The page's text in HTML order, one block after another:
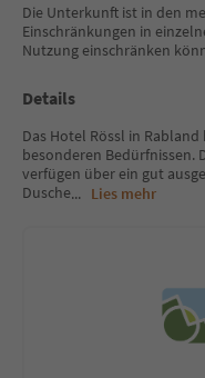
Die Unterkunft ist in den
Einschränkungen in
Nutzung einschränken
Details
Das Hotel Rössl in
besonderen Bedürfnissen.
verfügen über ein gut
Dusche... Lies mehr